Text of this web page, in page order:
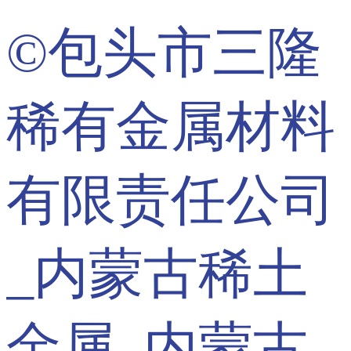
©包头市三隆
稀有金属材料
有限责任公司
_内蒙古稀土